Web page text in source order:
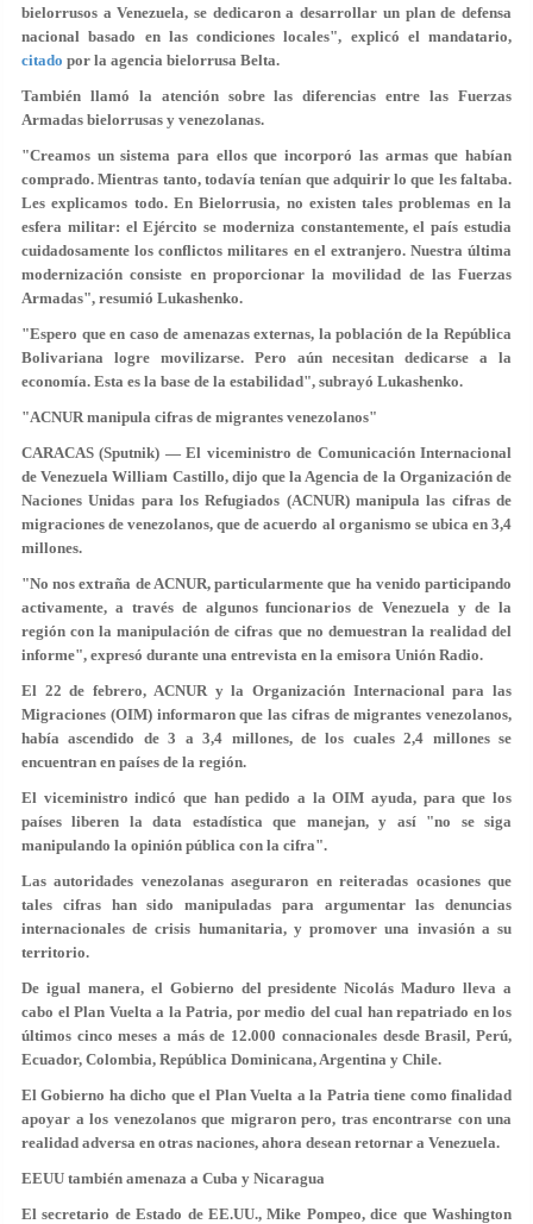
bielorrusos a Venezuela, se dedicaron a desarrollar un plan de defensa
nacional basado en las condiciones locales", explicó el mandatario,
citado por la agencia bielorrusa Belta.
También llamó la atención sobre las diferencias entre las Fuerzas
Armadas bielorrusas y venezolanas.
"Creamos un sistema para ellos que incorporó las armas que habían
comprado. Mientras tanto, todavía tenían que adquirir lo que les faltaba.
Les explicamos todo. En Bielorrusia, no existen tales problemas en la
esfera militar: el Ejército se moderniza constantemente, el país estudia
cuidadosamente los conflictos militares en el extranjero. Nuestra última
modernización consiste en proporcionar la movilidad de las Fuerzas
Armadas", resumió Lukashenko.
"Espero que en caso de amenazas externas, la población de la República
Bolivariana logre movilizarse. Pero aún necesitan dedicarse a la
economía. Esta es la base de la estabilidad", subrayó Lukashenko.
"ACNUR manipula cifras de migrantes venezolanos"
CARACAS (Sputnik) — El viceministro de Comunicación Internacional
de Venezuela William Castillo, dijo que la Agencia de la Organización de
Naciones Unidas para los Refugiados (ACNUR) manipula las cifras de
migraciones de venezolanos, que de acuerdo al organismo se ubica en 3,4
millones.
"No nos extraña de ACNUR, particularmente que ha venido participando
activamente, a través de algunos funcionarios de Venezuela y de la
región con la manipulación de cifras que no demuestran la realidad del
informe", expresó durante una entrevista en la emisora Unión Radio.
El 22 de febrero, ACNUR y la Organización Internacional para las
Migraciones (OIM) informaron que las cifras de migrantes venezolanos,
había ascendido de 3 a 3,4 millones, de los cuales 2,4 millones se
encuentran en países de la región.
El viceministro indicó que han pedido a la OIM ayuda, para que los
países liberen la data estadística que manejan, y así "no se siga
manipulando la opinión pública con la cifra".
Las autoridades venezolanas aseguraron en reiteradas ocasiones que
tales cifras han sido manipuladas para argumentar las denuncias
internacionales de crisis humanitaria, y promover una invasión a su
territorio.
De igual manera, el Gobierno del presidente Nicolás Maduro lleva a
cabo el Plan Vuelta a la Patria, por medio del cual han repatriado en los
últimos cinco meses a más de 12.000 connacionales desde Brasil, Perú,
Ecuador, Colombia, República Dominicana, Argentina y Chile.
El Gobierno ha dicho que el Plan Vuelta a la Patria tiene como finalidad
apoyar a los venezolanos que migraron pero, tras encontrarse con una
realidad adversa en otras naciones, ahora desean retornar a Venezuela.
EEUU también amenaza a Cuba y Nicaragua
El secretario de Estado de EE.UU., Mike Pompeo, dice que Washington